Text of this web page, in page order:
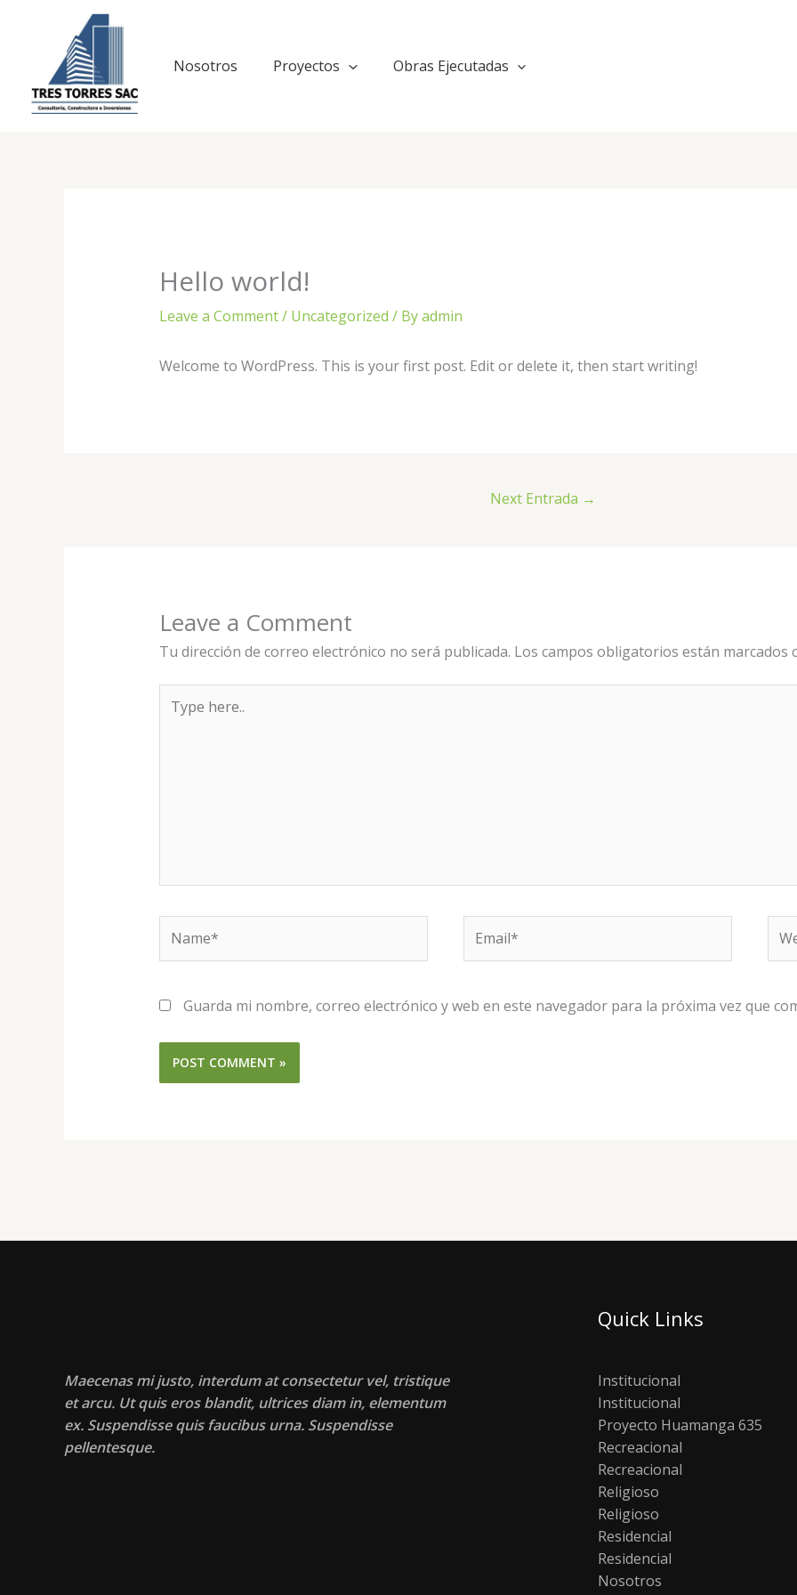
Nosotros Proyectos Obras Ejecutadas
Hello world!
Leave a Comment/ Uncategorized / Byadmin
Welcome to WordPress. This is your first post. Edit or delete it, then start writing!
Next Entrada →
Leave a Comment
Tu dirección de correo electrónico no será publicada. Los campos obligatorios están marcados
here..
Guarda mi nombre, correo electrónico y web en este navegador para la próxima vez que
Maecenas mi justo, interdum at consectetur vel, tristique
et arcu. Ut quis eros blandit, ultrices diam in, elementum
ex. Suspendisse quis faucibus urna. Suspendisse
pellentesque.
Quick Links
Institucional
Institucional
Proyecto Huamanga 635
Recreacional
Recreacional
Religioso
Religioso
Residencial
Residencial
Nosotros